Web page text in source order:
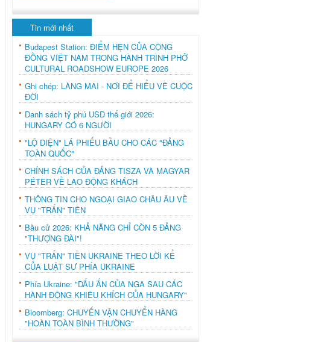
Tin mới nhất
Budapest Station: ĐIỂM HẸN CỦA CỘNG
ĐỒNG VIỆT NAM TRONG HÀNH TRÌNH PHỞ
CULTURAL ROADSHOW EUROPE 2026
Ghi chép: LÀNG MAI - NƠI ĐỂ HIỂU VỀ CUỘC
ĐỜI
Danh sách tỷ phú USD thế giới 2026:
HUNGARY CÓ 6 NGƯỜI
"LỘ DIỆN" LÁ PHIẾU BẦU CHO CÁC "ĐẢNG
TOÀN QUỐC"
CHÍNH SÁCH CỦA ĐẢNG TISZA VÀ MAGYAR
PÉTER VỀ LAO ĐỘNG KHÁCH
THÔNG TIN CHO NGOẠI GIAO CHÂU ÂU VỀ
VỤ "TRẤN" TIỀN
Bầu cử 2026: KHẢ NĂNG CHỈ CÒN 5 ĐẢNG
"THƯỢNG ĐÀI"!
VỤ "TRẤN" TIỀN UKRAINE THEO LỜI KỂ
CỦA LUẬT SƯ PHÍA UKRAINE
Phía Ukraine: "DẤU ẤN CỦA NGA SAU CÁC
HÀNH ĐỘNG KHIÊU KHÍCH CỦA HUNGARY"
Bloomberg: CHUYẾN VẬN CHUYỂN HÀNG
"HOÀN TOÀN BÌNH THƯỜNG"